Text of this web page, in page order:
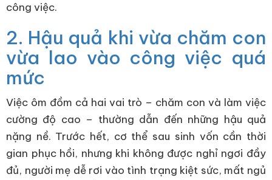
công việc.
2. Hậu quả khi vừa chăm con
vừa lao vào công việc quá
mức
Việc ôm đồm cả hai vai trò – chăm con và làm việc
cường độ cao – thường dẫn đến những hậu quả
nặng nề. Trước hết, cơ thể sau sinh vốn cần thời
gian phục hồi, nhưng khi không được nghỉ ngơi đầy
đủ, người mẹ dễ rơi vào tình trạng kiệt sức, mất ngủ